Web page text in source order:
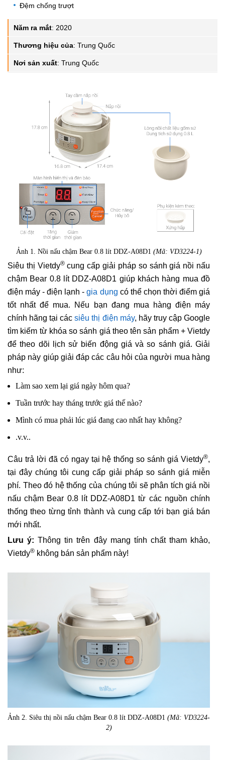
Đệm chống trượt
Năm ra mắt: 2020
Thương hiệu của: Trung Quốc
Nơi sản xuất: Trung Quốc
Ảnh 1. Nồi nấu chậm Bear 0.8 lít DDZ-A08D1 (Mã: VD3224-1)
Siêu thị Vietdy®cung cấp giải pháp so sánh giá nồi nấu
chậm Bear 0.8 lít DDZ-A08D1 giúp khách hàng mua đồ
điện máy - điện lạnh -gia dụng có thể chọn thời điểm giá
tốt nhất để mua. Nếu bạn đang mua hàng điện máy
chính hãng tại cácsiêu thị điện máy, hãy truy cập Google
tìm kiếm từ khóa so sánh giá theo tên sản phẩm + Vietdy
để theo dõi lịch sử biến động giá và so sánh giá. Giải
pháp này giúp giải đáp các câu hỏi của người mua hàng
như:
Làm sao xem lại giá ngày hôm qua?
Tuần trước hay tháng trước giá thế nào?
Mình có mua phải lúc giá đang cao nhất hay không?
.v.v..
Câu trả lời đã có ngay tại hệ thống so sánh giá Vietdy®,
tại đây chúng tôi cung cấp giải pháp so sánh giá miễn
phí. Theo đó hệ thống của chúng tôi sẽ phân tích giá nồi
nấu chậm Bear 0.8 lít DDZ-A08D1 từ các nguồn chính
thống theo từng tỉnh thành và cung cấp tới bạn giá bán
mới nhất.
Lưu ý: Thông tin trên đây mang tính chất tham khảo,
Vietdy® không bán sản phẩm này!
Ảnh 2. Siêu thị nồi nấu chậm Bear 0.8 lít DDZ-A08D1 (Mã: VD3224-
2)